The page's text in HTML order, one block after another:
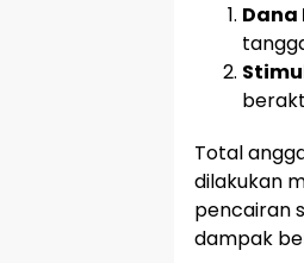
Dana
Total
dilakukan
pencairan
dampak